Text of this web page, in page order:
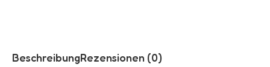
BeschreibungRezensionen (0)